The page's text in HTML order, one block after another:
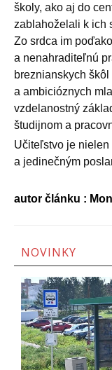
školy, ako aj do
zablahoželali k ich
Zo srdca im
a nenahraditeľnú
breznianskych
a ambicióznych
vzdelanostný
študijnom a
Učiteľstvo je
a jedinečným
autor článku :
NOVINKY